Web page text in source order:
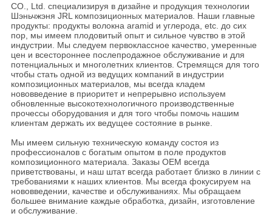
CO., Ltd. специализируя в дизайне и продукция технологии
Шэньчжэня JRL композиционных материалов. Наши главные
продукты: продукты волокна aramid и углерода, etc. до сих
пор, мы имеем плодовитый опыт и сильное чувство в этой
индустрии. Мы следуем первоклассное качество, умеренные
цен и всестороннее послепродажное обслуживание и для
потенциальных и многолетних клиентов. Стремящся для того
чтобы стать одной из ведущих компаний в индустрии
композиционных материалов, мы всегда кладем
нововведение в приоритет и непрерывно используем
обновленные высокотехнологичного производственные
прочессы оборудования и для того чтобы помочь нашим
клиентам держать их ведущее состояние в рынке.
Мы имеем сильную техническую команду состоя из
профессионалов с богатым опытом в поле продуктов
композиционного материала. Заказы OEM всегда
приветствованы, и наш штат всегда работает близко в линии с
требованиями к наших клиентов. Мы всегда фокусируем на
нововведении, качестве и обслуживаниях. Мы обращаем
большее внимание каждые обработка, дизайн, изготовление
и обслуживание.